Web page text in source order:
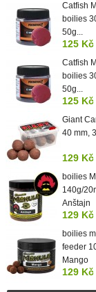
Catfish
boilies
50g...
125 Kč
Catfish
boilies
50g...
125 Kč
Giant
40 mm,
129 Kč
boilies
140g/
Anštajn
129 Kč
boilies
feeder
Mango
129 Kč